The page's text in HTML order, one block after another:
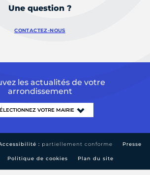
Une question ?
CONTACTEZ-NOUS
les actualités de votre
arrondissement
: partiellement conforme Presse
Politique de cookies Plan du site